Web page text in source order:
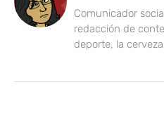
Comunicador
redacción de
deporte, la